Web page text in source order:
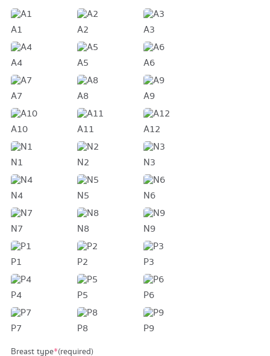
A1 A2 A3
A4 A5 A6
A7 A8 A9
A10 A11 A12
N1 N2 N3
N4 N5 N6
N7 N8 N9
P1 P2 P3
P4 P5 P6
P7 P8 P9
Breast type*(required)